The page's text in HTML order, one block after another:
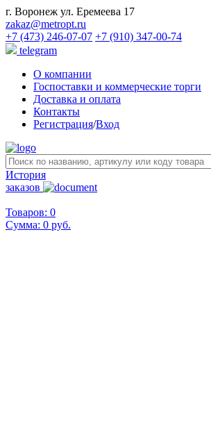
г. Воронеж ул. Еремеева 17
zakaz@metropt.ru
+7 (473) 246-07-07 +7 (910) 347-00-74
telegram
О компании
Госпоставки и коммерческие торги
Доставка и оплата
Контакты
Регистрация/Вход
История
заказов
Товаров: 0
Сумма: 0 руб.